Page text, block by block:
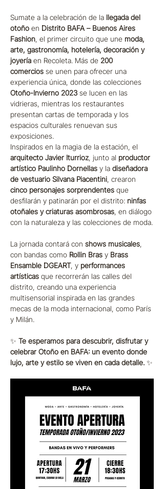
Sumate a la celebración de la llegada del
otoño en Distrito BAFA – Buenos Aires
Fashion, el primer circuito que une moda,
arte, gastronomía, hotelería, decoración y
joyería en Recoleta. Más de 200
comercios se unen para ofrecer una
experiencia única, donde las colecciones
Otoño-Invierno 2023 se lucen en las
vidrieras, mientras los restaurantes
presentan cartas de temporada y los
espacios culturales renuevan sus
exposiciones.
Inspirados en la magia de la estación, el
arquitecto Javier Iturrioz, junto al productor
artístico Paulinho Dornellas y la diseñadora
de vestuario Silvana Piacentini, crearon
cinco personajes sorprendentes que
desfilarán y patinarán por el distrito: ninfas
otoñales y criaturas asombrosas, en diálogo
con la naturaleza y las colecciones de moda.
La jornada contará con shows musicales,
con bandas como Rollin Bras y Brass
Ensamble DGEART, y performances
artísticas que recorrerán las calles del
distrito, creando una experiencia
multisensorial inspirada en las grandes
mecas de la moda internacional, como París
y Milán.
✨ Te esperamos para descubrir, disfrutar y
celebrar Otoño en BAFA: un evento donde
lujo, arte y estilo se viven en cada detalle. ✨